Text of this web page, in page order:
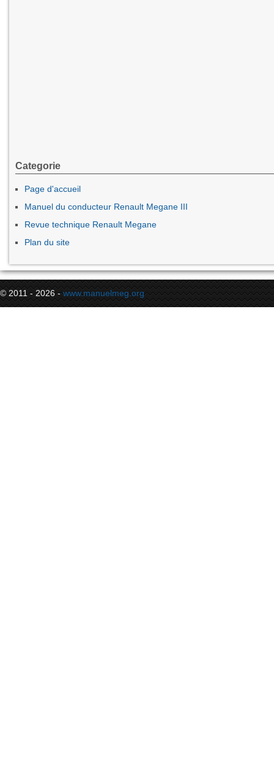
Categorie
Page d'accueil
Manuel du conducteur Renault Megane III
Revue technique Renault Megane
Plan du site
© 2011 - 2026 - www.manuelmeg.org